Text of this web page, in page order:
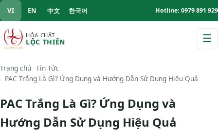
VI EN 中文 한국어 Hotline: 0979 891 929
HÓA CHẤT
LỘC THIÊN ☰
Trang chủ Tin Tức
PAC Trắng Là Gì? Ứng Dụng và Hướng Dẫn Sử Dụng Hiệu Quả
PAC Trắng Là Gì? Ứng Dụng và
Hướng Dẫn Sử Dụng Hiệu Quả